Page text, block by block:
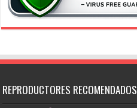
REPRODUCTORES RECOMENDADOS